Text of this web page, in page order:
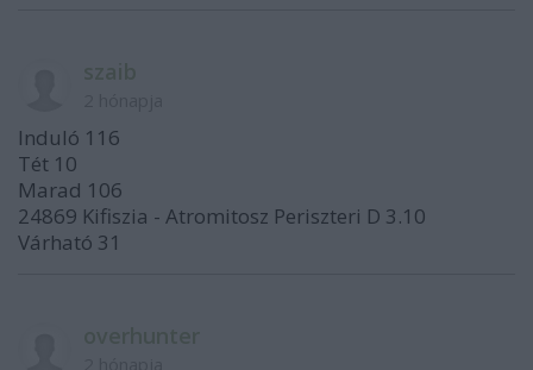
Induló 116
Tét 10
Marad 106
24869 Kifiszia - Atromitosz Periszteri D 3.10
Várható 31